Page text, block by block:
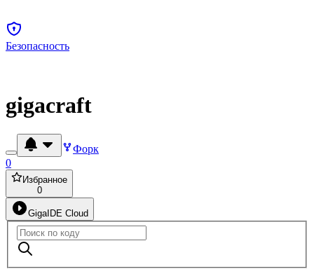
Безопасность
gigacraft
Форк
0
Избранное
0
GigaIDE Cloud